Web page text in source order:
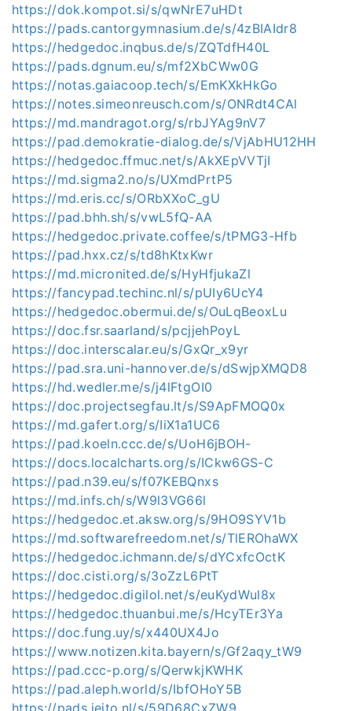
https://dok.kompot.si/s/qwNrE7uHDt
https://pads.cantorgymnasium.de/s/4zBIAIdr8
https://hedgedoc.inqbus.de/s/ZQTdfH40L
https://pads.dgnum.eu/s/mf2XbCWw0G
https://notas.gaiacoop.tech/s/EmKXkHkGo
https://notes.simeonreusch.com/s/ONRdt4CAl
https://md.mandragot.org/s/rbJYAg9nV7
https://pad.demokratie-dialog.de/s/VjAbHU12HH
https://hedgedoc.ffmuc.net/s/AkXEpVVTjI
https://md.sigma2.no/s/UXmdPrtP5
https://md.eris.cc/s/ORbXXoC_gU
https://pad.bhh.sh/s/vwL5fQ-AA
https://hedgedoc.private.coffee/s/tPMG3-Hfb
https://pad.hxx.cz/s/td8hKtxKwr
https://md.micronited.de/s/HyHfjukaZl
https://fancypad.techinc.nl/s/pUIy6UcY4
https://hedgedoc.obermui.de/s/OuLqBeoxLu
https://doc.fsr.saarland/s/pcjjehPoyL
https://doc.interscalar.eu/s/GxQr_x9yr
https://pad.sra.uni-hannover.de/s/dSwjpXMQD8
https://hd.wedler.me/s/j4lFtgOI0
https://doc.projectsegfau.lt/s/S9ApFMOQ0x
https://md.gafert.org/s/IiX1a1UC6
https://pad.koeln.ccc.de/s/UoH6jBOH-
https://docs.localcharts.org/s/ICkw6GS-C
https://pad.n39.eu/s/f07KEBQnxs
https://md.infs.ch/s/W9l3VG66l
https://hedgedoc.et.aksw.org/s/9HO9SYV1b
https://md.softwarefreedom.net/s/TlEROhaWX
https://hedgedoc.ichmann.de/s/dYCxfcOctK
https://doc.cisti.org/s/3oZzL6PtT
https://hedgedoc.digilol.net/s/euKydWul8x
https://hedgedoc.thuanbui.me/s/HcyTEr3Ya
https://doc.fung.uy/s/x440UX4Jo
https://www.notizen.kita.bayern/s/Gf2aqy_tW9
https://pad.ccc-p.org/s/QerwkjKWHK
https://pad.aleph.world/s/IbfOHoY5B
https://pads.jeito.nl/s/59D68CxZW9